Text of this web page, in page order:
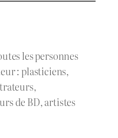
les personnes
: plasticiens,
de BD, artistes